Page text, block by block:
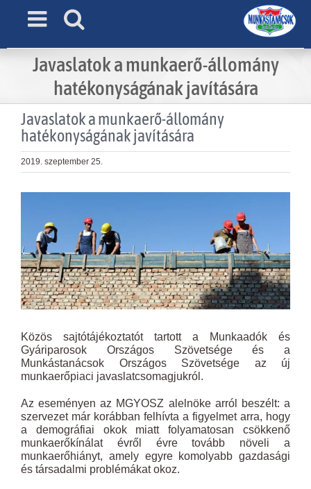
Javaslatok a munkaerő-állomány
hatékonyságának javítására
Javaslatok a munkaerő-állomány
hatékonyságának javítására
2019. szeptember 25.
Image
Közös sajtótájékoztatót tartott a Munkaadók és
Gyáriparosok Országos Szövetsége és a
Munkástanácsok Országos Szövetsége az új
munkaerőpiaci javaslatcsomagjukról.
Az eseményen az MGYOSZ alelnöke arról beszélt: a
szervezet már korábban felhívta a figyelmet arra, hogy
a demográfiai okok miatt folyamatosan csökkenő
munkaerőkínálat évről évre tovább növeli a
munkaerőhiányt, amely egyre komolyabb gazdasági
és társadalmi problémákat okoz.